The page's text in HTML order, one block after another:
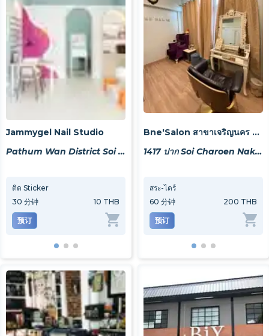
Jammygel Nail Studio
Pathum Wan District Soi Chulalongkorn 9 256/52
ติด Sticker
30 分钟 10 THB
预订
分钟 50 THB
60
Bne'Salon สาขาเจริญนคร 27
1417 ปาก Soi Charoen Nakhon 27, Khwaeng Bang Lamphu Lang, Khet Khlong San, Krung Thep Maha Nakhon 10600, Thailand
สระ-ไดร์
60 分钟 200 THB
预订